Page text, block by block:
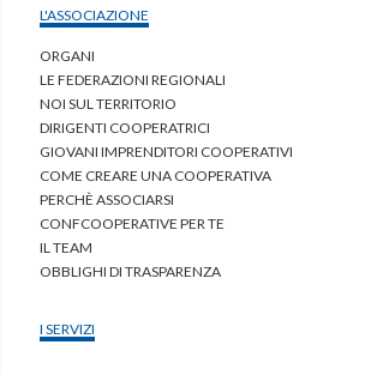
L'ASSOCIAZIONE
ORGANI
LE FEDERAZIONI REGIONALI
NOI SUL TERRITORIO
DIRIGENTI COOPERATRICI
GIOVANI IMPRENDITORI COOPERATIVI
COME CREARE UNA COOPERATIVA
PERCHÈ ASSOCIARSI
CONFCOOPERATIVE PER TE
IL TEAM
OBBLIGHI DI TRASPARENZA
I SERVIZI